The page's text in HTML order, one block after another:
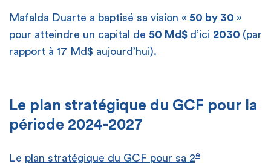
Mafalda Duarte a baptisé sa vision « 50 by 30 »
pour atteindre un capital de 50 Md$ d’ici 2030 (par
rapport à 17 Md$ aujourd’hui).
Le plan stratégique du GCF pour la
période 2024-2027
Le plan stratégique du GCF pour sa 2e